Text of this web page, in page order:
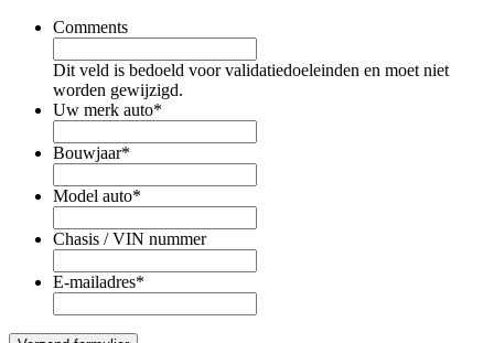
Comments
Dit veld is bedoeld voor validatiedoeleinden en moet niet
worden gewijzigd.
Uw merk auto*
Bouwjaar*
Model auto*
Chasis / VIN nummer
E-mailadres*